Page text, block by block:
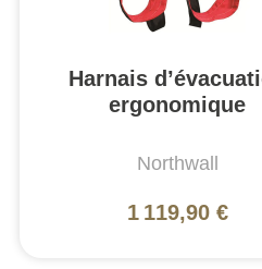
Harnais
ergonomique
Northwall
1 119,90 €